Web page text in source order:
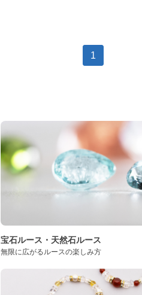
1
宝石ルース・天然石ルース
無限に広がるルースの楽しみ方